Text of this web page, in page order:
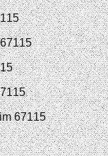
67115